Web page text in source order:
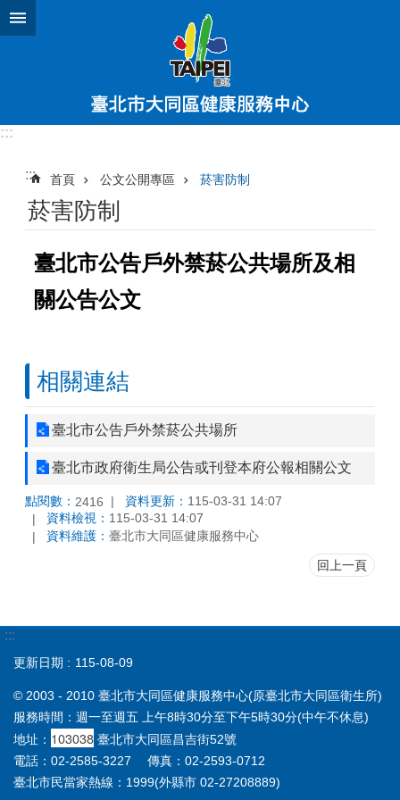
跳到主要內容區塊
:::
::: 首頁 公文公開專區 菸害防制
菸害防制
臺北市公告戶外禁菸公共場所及相
關公告公文
相關連結
臺北市公告戶外禁菸公共場所
臺北市政府衛生局公告或刊登本府公報相關公文
點閱數： 2416 資料更新： 115-03-31 14:07
資料檢視： 115-03-31 14:07
資料維護： 臺北市大同區健康服務中心
回上一頁
:::
更新日期 115-08-09
© 2003 - 2010 臺北市大同區健康服務中心(原臺北市大同區衛生所)
服務時間：週一至週五 上午8時30分至下午5時30分(中午不休息)
地址： 103038 臺北市大同區昌吉街52號
電話：02-2585-3227 傳真：02-2593-0712
臺北市民當家熱線：1999(外縣市 02-27208889)